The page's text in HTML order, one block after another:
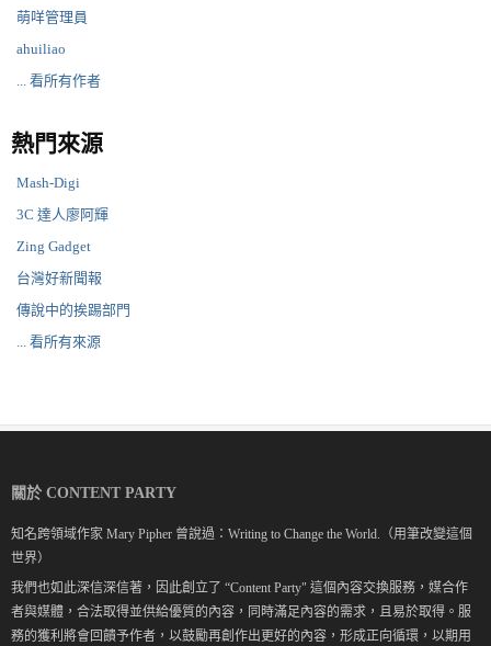
萌咩管理員
ahuiliao
... 看所有作者
熱門來源
Mash-Digi
3C 達人廖阿輝
Zing Gadget
台灣好新聞報
傳說中的挨踢部門
... 看所有來源
關於 CONTENT PARTY
知名跨領域作家 Mary Pipher 曾說過：Writing to Change the World.（用筆改變這個
世界）
我們也如此深信深信著，因此創立了 “Content Party" 這個內容交換服務，媒合作
者與媒體，合法取得並供給優質的內容，同時滿足內容的需求，且易於取得。服
務的獲利將會回饋予作者，以鼓勵再創作出更好的內容，形成正向循環，以期用